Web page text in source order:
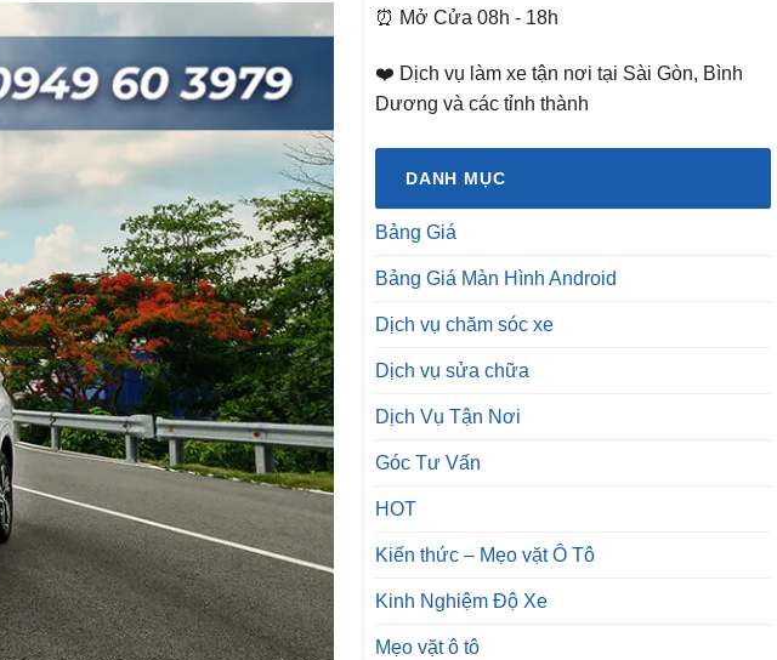
⏰ Mở Cửa 08h - 18h
❤️ Dịch vụ làm xe tận nơi tại Sài Gòn, Bình
Dương và các tỉnh thành
DANH MỤC
Bảng Giá
Bảng Giá Màn Hình Android
Dịch vụ chăm sóc xe
Dịch vụ sửa chữa
Dịch Vụ Tận Nơi
Góc Tư Vấn
HOT
Kiến thức – Mẹo vặt Ô Tô
Kinh Nghiệm Độ Xe
Mẹo vặt ô tô